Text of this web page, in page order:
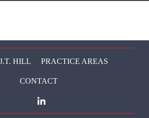
HILL PRACTICE AREAS
CONTACT